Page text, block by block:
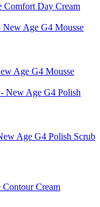
Day Cream
Age G4 Mousse
Age G4 Polish Scrub